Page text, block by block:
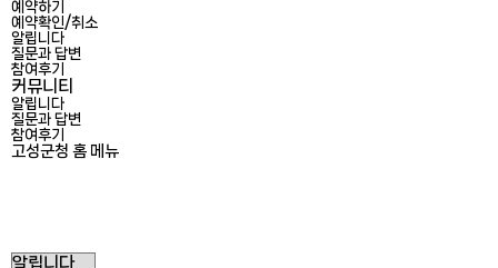
예약하기
예약확인/취소
알립니다
질문과 답변
참여후기
커뮤니티
알립니다
질문과 답변
참여후기
고성군청 홈 메뉴